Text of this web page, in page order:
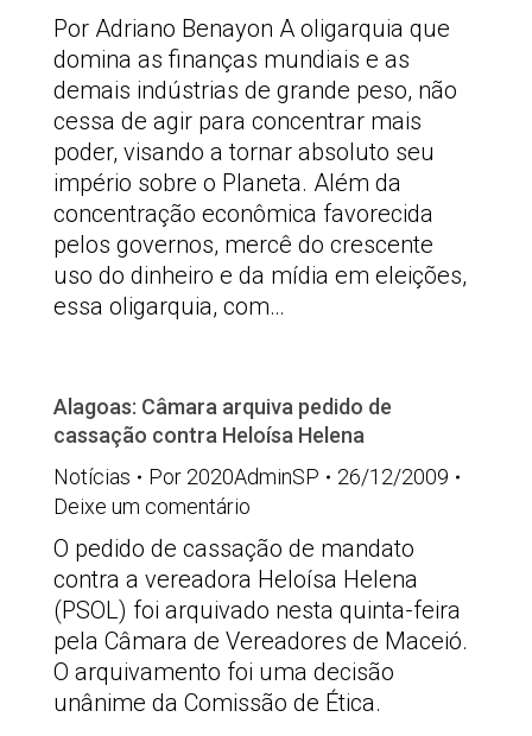
Por Adriano Benayon A oligarquia que
domina as finanças mundiais e as
demais indústrias de grande peso, não
cessa de agir para concentrar mais
poder, visando a tornar absoluto seu
império sobre o Planeta. Além da
concentração econômica favorecida
pelos governos, mercê do crescente
uso do dinheiro e da mídia em eleições,
essa oligarquia, com…
Alagoas: Câmara arquiva pedido de
cassação contra Heloísa Helena
Notícias
Por 2020AdminSP
26/12/2009
Deixe um comentário
O pedido de cassação de mandato
contra a vereadora Heloísa Helena
(PSOL) foi arquivado nesta quinta-feira
pela Câmara de Vereadores de Maceió.
O arquivamento foi uma decisão
unânime da Comissão de Ética.